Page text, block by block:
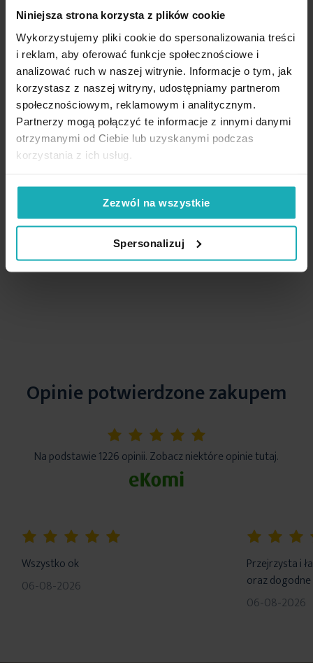
Niniejsza strona korzysta z plików cookie
Wykorzystujemy pliki cookie do spersonalizowania treści
i reklam, aby oferować funkcje społecznościowe i
analizować ruch w naszej witrynie. Informacje o tym, jak
korzystasz z naszej witryny, udostępniamy partnerom
społecznościowym, reklamowym i analitycznym.
Partnerzy mogą połączyć te informacje z innymi danymi
otrzymanymi od Ciebie lub uzyskanymi podczas
korzystania z ich usług.
Zezwól na wszystkie
Spersonalizuj
Rodzaj tkaniny
matowe, poliestrowe, oxford,
gładkie
Wzór
jednokolorowe
Gramatura materiału
140 g/m²
Jednostka miary
Tolerancja rozmiaru
5%
Waga netto
668 g
Pobierz instrukcję użytkowania i bezpieczeństwa produktu
Dopuszcza się użycie nadchlorku etylenu oraz
wodnego roztworu węglanu fluoru
Nie można wybielać i chlorować
Nie suszyć w suszarce bębnowej
Recenzowany przezBeata
Wysłany na15.11.2025
High-contrast mode
Opinie potwierdzone zakupem
5%
Na podstawie 1226 opinii. Zobacz niektóre opinie tutaj.
Wszystko ok
06-08-2026
Przejrzysta i
oraz
06-08-2026